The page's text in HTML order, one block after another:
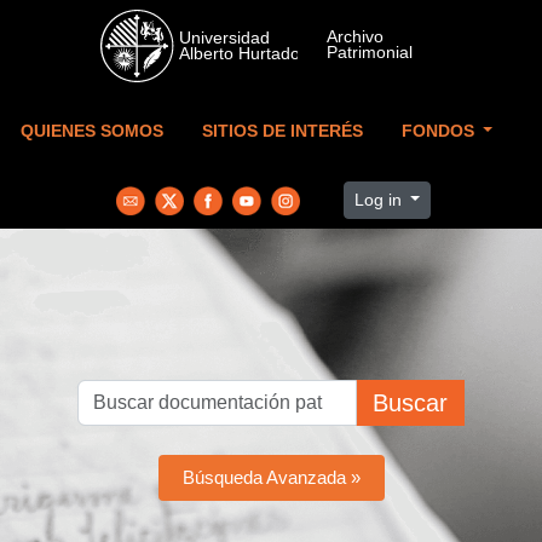
Skip to main content
QUIENES SOMOS SITIOS DE INTERÉS FONDOS
Log in
Buscar
Búsqueda Avanzada »